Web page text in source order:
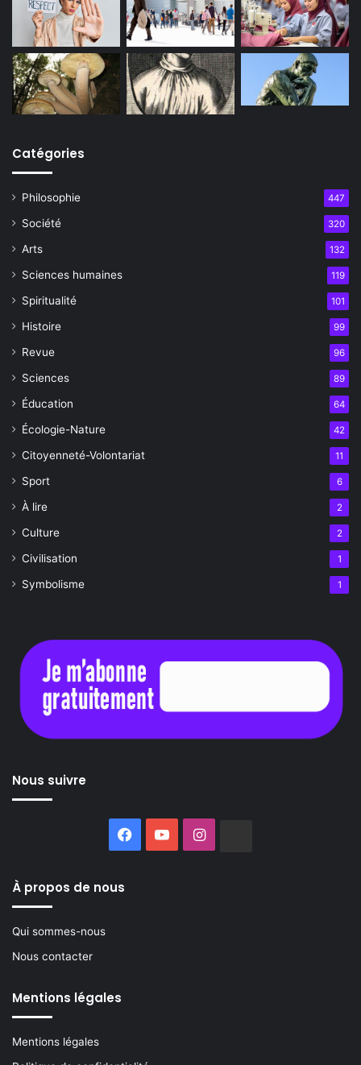
Catégories
Philosophie 447
Société 320
Arts 132
Sciences humaines 119
Spiritualité 101
Histoire 99
Revue 96
Sciences 89
Éducation 64
Écologie-Nature 42
Citoyenneté-Volontariat 11
Sport 6
À lire 2
Culture 2
Civilisation 1
Symbolisme 1
Nous suivre
Facebook
YouTubeInstagram
À propos de nous
Qui sommes-nous
Nous contacter
Mentions légales
Mentions légales